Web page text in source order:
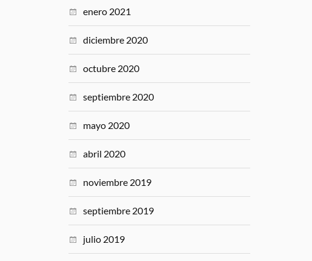
enero 2021
diciembre 2020
octubre 2020
septiembre 2020
mayo 2020
abril 2020
noviembre 2019
septiembre 2019
julio 2019